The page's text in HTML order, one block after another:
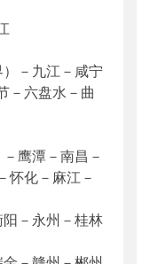
－九江－咸宁
－六盘水－曲
鹰潭－南昌－
怀化－麻江－
－永州－桂林